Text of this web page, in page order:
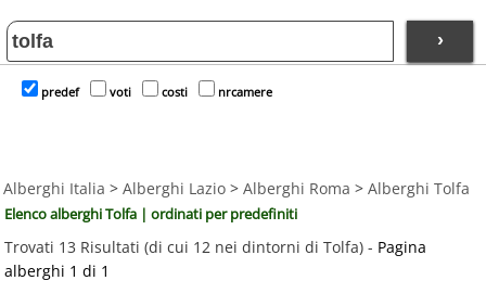
›
predef voti costi nrcamere
Alberghi Italia > Alberghi Lazio > Alberghi Roma > Alberghi Tolfa
Elenco alberghi Tolfa | ordinati per predefiniti
Trovati 13 Risultati (di cui 12 nei dintorni di Tolfa) - Pagina
alberghi 1 di 1